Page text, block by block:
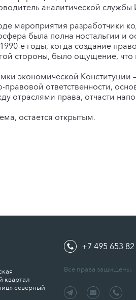
аналитической
мероприятия разработчики
была полна ностальгии и
е годы, когда создание
стороны, было ощущение, что
экономической
правовой ответственности,
отраслями права, отчасти
остается открытым.
квартал
северный
+7 495 653
Все права защищены.